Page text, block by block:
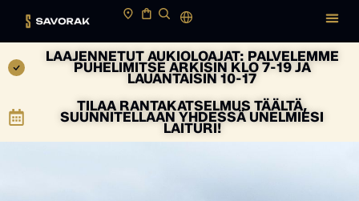
LAAJENNETUT AUKIOLOAJAT: PALVELEMME
PUHELIMITSE ARKISIN KLO 7-19 JA
LAUANTAISIN 10-17
TILAA RANTAKATSELMUS TÄÄLTÄ,
SUUNNITELLAAN YHDESSÄ UNELMIESI
LAITURI!